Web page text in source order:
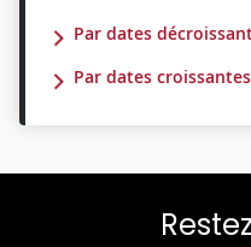
Par dates
Par dates croissantes
Restez